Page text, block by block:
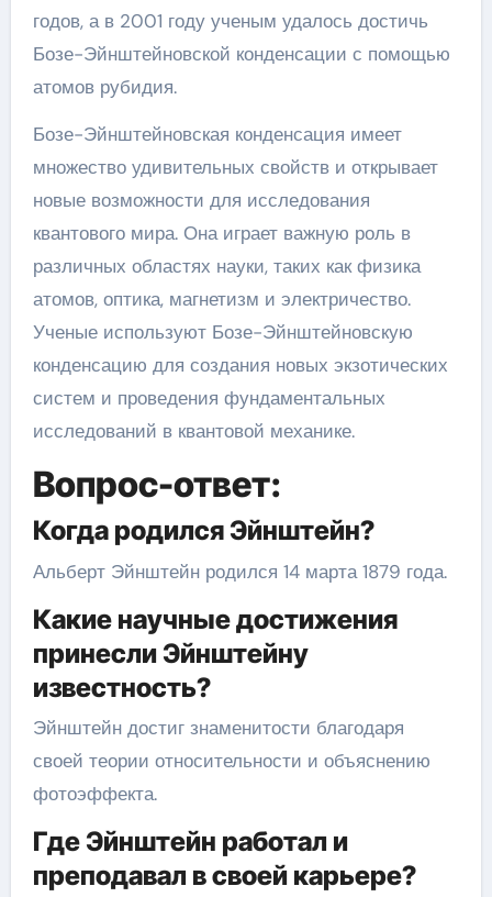
годов, а в 2001 году ученым удалось достичь
Бозе-Эйнштейновской конденсации с помощью
атомов рубидия.
Бозе-Эйнштейновская конденсация имеет
множество удивительных свойств и открывает
новые возможности для исследования
квантового мира. Она играет важную роль в
различных областях науки, таких как физика
атомов, оптика, магнетизм и электричество.
Ученые используют Бозе-Эйнштейновскую
конденсацию для создания новых экзотических
систем и проведения фундаментальных
исследований в квантовой механике.
Вопрос-ответ:
Когда родился Эйнштейн?
Альберт Эйнштейн родился 14 марта 1879 года.
Какие научные достижения
принесли Эйнштейну
известность?
Эйнштейн достиг знаменитости благодаря
своей теории относительности и объяснению
фотоэффекта.
Где Эйнштейн работал и
преподавал в своей карьере?